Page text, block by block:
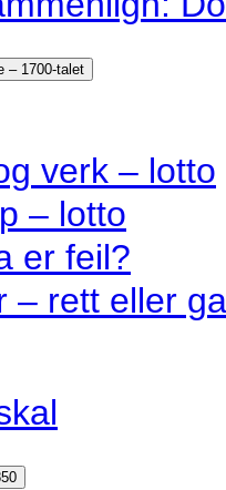
– 1700-talet
verk – lotto
– lotto
er feil?
– rett eller